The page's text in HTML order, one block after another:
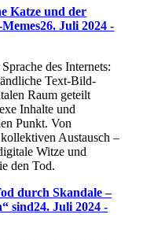
Katze und der
26. Juli 2024 -
des Internets:
Text-Bild-
Raum geteilt
Inhalte und
Punkt. Von
Austausch –
Witze und
den Tod.
durch Skandale –
sind24. Juli 2024 -